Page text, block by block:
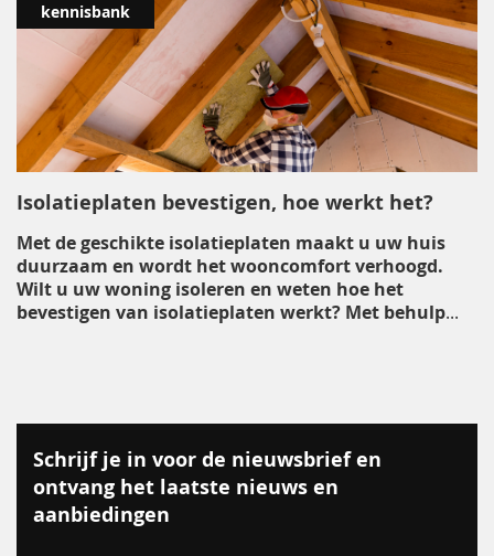
kennisbank
Isolatieplaten bevestigen, hoe werkt het?
Met de geschikte isolatieplaten maakt u uw huis
duurzaam en wordt het wooncomfort verhoogd.
Wilt u uw woning isoleren en weten hoe het
bevestigen van isolatieplaten werkt? Met behulp...
Schrijf je in voor de nieuwsbrief en
ontvang het laatste nieuws en
aanbiedingen